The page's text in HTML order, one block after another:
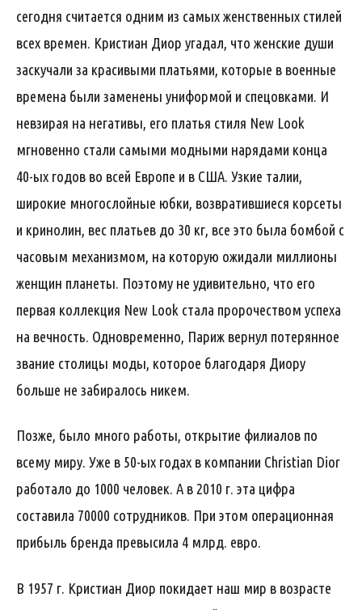
сегодня считается одним из самых женственных стилей
всех времен. Кристиан Диор угадал, что женские души
заскучали за красивыми платьями, которые в военные
времена были заменены униформой и спецовками. И
невзирая на негативы, его платья стиля New Look
мгновенно стали самыми модными нарядами конца
40-ых годов во всей Европе и в США. Узкие талии,
широкие многослойные юбки, возвратившиеся корсеты
и кринолин, вес платьев до 30 кг, все это была бомбой с
часовым механизмом, на которую ожидали миллионы
женщин планеты. Поэтому не удивительно, что его
первая коллекция New Look стала пророчеством успеха
на вечность. Одновременно, Париж вернул потерянное
звание столицы моды, которое благодаря Диору
больше не забиралось никем.
Позже, было много работы, открытие филиалов по
всему миру. Уже в 50-ых годах в компании Christian Dior
работало до 1000 человек. А в 2010 г. эта цифра
составила 70000 сотрудников. При этом операционная
прибыль бренда превысила 4 млрд. евро.
В 1957 г. Кристиан Диор покидает наш мир в возрасте